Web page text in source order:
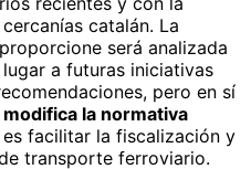
catalán. La
será analizada
a futuras iniciativas
pero en sí
la normativa
facilitar la fiscalización y
transporte ferroviario.